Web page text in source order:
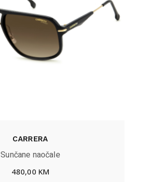
CARRERA
Sunčane naočale
480,00 KM